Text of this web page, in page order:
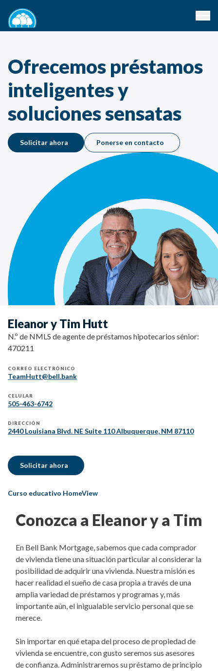
Ofrecemos préstamos
inteligentes y
soluciones sensatas
Solicitar ahora Ponerse en contacto
Eleanor y Tim Hutt
N.º de NMLS de agente de préstamos hipotecarios sénior:
470211
CORREO ELECTRÓNICO
TeamHutt@bell.bank
CELULAR
505-463-6742
DIRECCIÓN
2440 Louisiana Blvd. NE Suite 110 Albuquerque, NM 87110
Solicitar ahora
Curso educativo HomeView
Conozca a Eleanor y a Tim
En Bell Bank Mortgage, sabemos que cada comprador
de vivienda tiene una situación particular al considerar la
posibilidad de adquirir una vivienda. Nuestra misión es
hacer realidad el sueño de casa propia a través de una
amplia variedad de préstamos y programas y, más
importante aún, el inigualable servicio personal que se
merece.
Sin importar en qué etapa del proceso de propiedad de
vivienda se encuentre, con gusto seremos sus asesores
de confianza. Administraremos su préstamo de principio